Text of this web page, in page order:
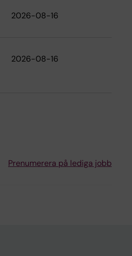
2026-08-16
2026-08-16
Prenumerera på lediga jobb